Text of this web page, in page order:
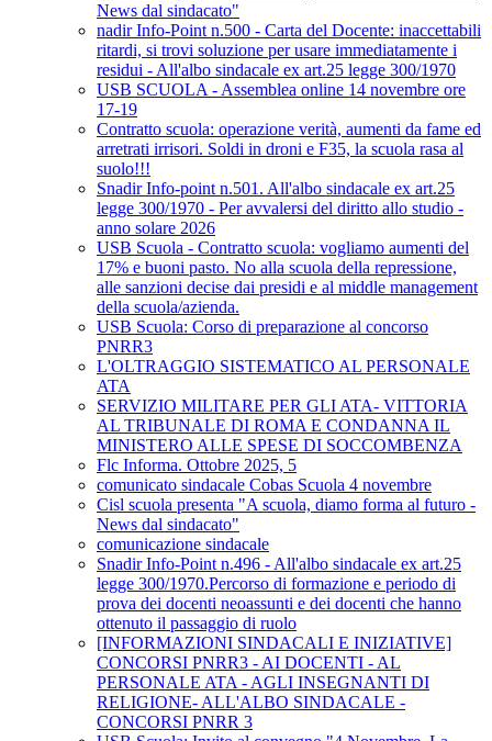
News dal sindacato"
nadir Info-Point n.500 - Carta del Docente: inaccettabili
ritardi, si trovi soluzione per usare immediatamente i
residui - All'albo sindacale ex art.25 legge 300/1970
USB SCUOLA - Assemblea online 14 novembre ore
17-19
Contratto scuola: operazione verità, aumenti da fame ed
arretrati irrisori. Soldi in droni e F35, la scuola rasa al
suolo!!!
Snadir Info-point n.501. All'albo sindacale ex art.25
legge 300/1970 - Per avvalersi del diritto allo studio -
anno solare 2026
USB Scuola - Contratto scuola: vogliamo aumenti del
17% e buoni pasto. No alla scuola della repressione,
alle sanzioni decise dai presidi e al middle management
della scuola/azienda.
USB Scuola: Corso di preparazione al concorso
PNRR3
L'OLTRAGGIO SISTEMATICO AL PERSONALE
ATA
SERVIZIO MILITARE PER GLI ATA- VITTORIA
AL TRIBUNALE DI ROMA E CONDANNA IL
MINISTERO ALLE SPESE DI SOCCOMBENZA
Flc Informa. Ottobre 2025, 5
comunicato sindacale Cobas Scuola 4 novembre
Cisl scuola presenta "A scuola, diamo forma al futuro -
News dal sindacato"
comunicazione sindacale
Snadir Info-Point n.496 - All'albo sindacale ex art.25
legge 300/1970.Percorso di formazione e periodo di
prova dei docenti neoassunti e dei docenti che hanno
ottenuto il passaggio di ruolo
[INFORMAZIONI SINDACALI E INIZIATIVE]
CONCORSI PNRR3 - AI DOCENTI - AL
PERSONALE ATA - AGLI INSEGNANTI DI
RELIGIONE- ALL'ALBO SINDACALE -
CONCORSI PNRR 3